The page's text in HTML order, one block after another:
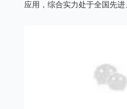
应用，综合实力处于全国先进